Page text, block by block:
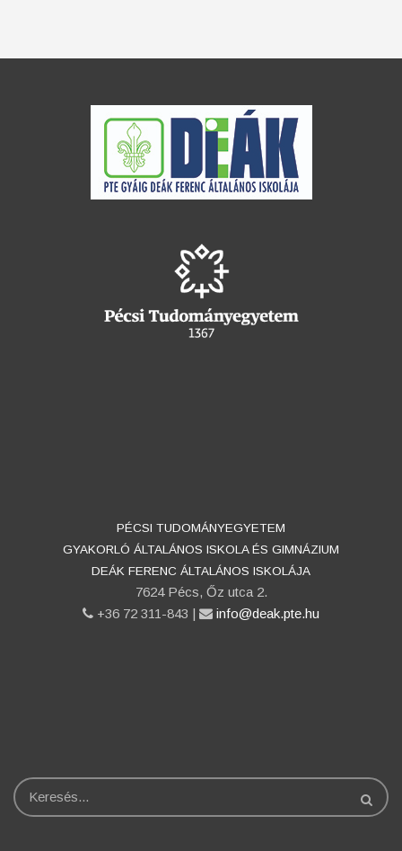
PÉCSI TUDOMÁNYEGYETEM
GYAKORLÓ ÁLTALÁNOS ISKOLA ÉS GIMNÁZIUM
DEÁK FERENC ÁLTALÁNOS ISKOLÁJA
7624 Pécs, Őz utca 2.
phone
+36 72 311-843 | email
info@deak.pte.hu
Keresés